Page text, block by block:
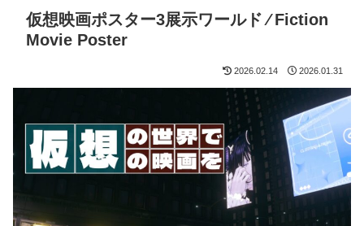
仮想映画ポスター3展示ワールド ⁄ Fiction
Movie Poster
2026.02.14 2026.01.31